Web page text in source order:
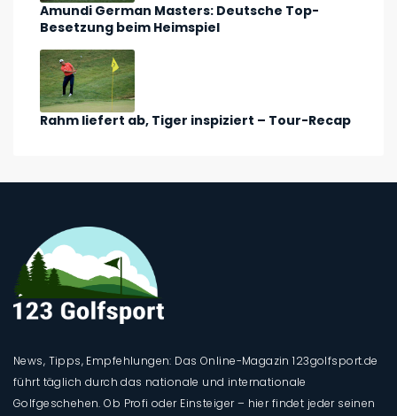
Amundi German Masters: Deutsche Top-
Besetzung beim Heimspiel
Rahm liefert ab, Tiger inspiziert – Tour-Recap
News, Tipps, Empfehlungen: Das Online-Magazin 123golfsport.de
führt täglich durch das nationale und internationale
Golfgeschehen. Ob Profi oder Einsteiger – hier findet jeder seinen